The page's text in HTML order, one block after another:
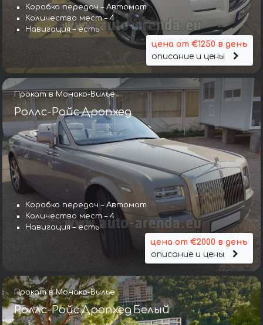
Коробка передач – Автомат
Количество мест – 4
Навигация – есть
цена от €1250 в день
описание и цены
Прокат в Монако-Вилье
Роллс-Ройс Дропхед
Коробка передач – Автомат
Количество мест – 4
Навигация – есть
цена от €2000 в день
описание и цены
Прокат в Монако-Вилье
Роллс-Ройс Дропхед Белый